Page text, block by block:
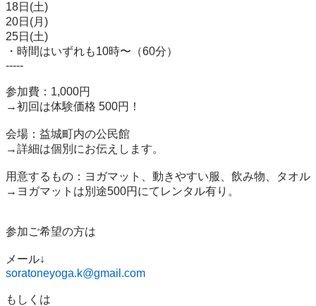
18日(土)
20日(月)
25日(土)
・時間はいずれも10時〜（60分）
-----
参加費：1,000円
→初回は体験価格 500円！
会場：益城町内の公民館
→詳細は個別にお伝えします。
用意するもの：ヨガマット、動きやすい服、飲み物、タオル
→ヨガマットは別途500円にてレンタル有り。
参加ご希望の方は
soratoneyoga.k@gmail.com
もしくは